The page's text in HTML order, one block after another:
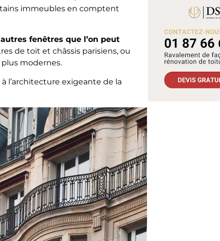
immeubles en comptent
fenêtres que l’on peut
de toit et châssis parisiens, ou
modernes.
l’architecture exigeante de la